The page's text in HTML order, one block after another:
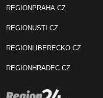
REGIONPRAHA.CZ
REGIONUSTI.CZ
REGIONLIBERECKO.CZ
REGIONHRADEC.CZ